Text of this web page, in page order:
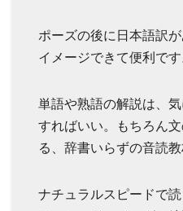
ポーズの後に日本語訳
イメージできて便利です
単語や熟語の解説は、
すればいい。もちろん
る、辞書いらずの音読教
ナチュラルスピードで